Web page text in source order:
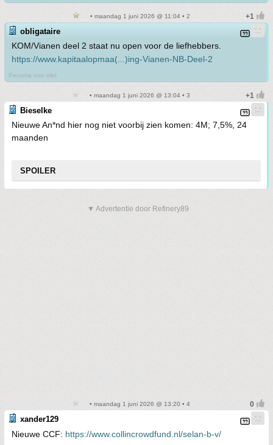
• maandag 1 juni 2026 @ 11:04 • 2
obligataire
KOM/Vianen deel 2 staat nu open voor de liefhebbers.
https://www.kapitaalopmaa(...)ing-Vianen-NB-Deel-2
Pecunia non olet
• maandag 1 juni 2026 @ 13:04 • 3
Bieselke
Nieuwe An*nd hier nog niet voorbij zien komen: 4M; 7,5%, 24
maanden
SPOILER
▼ Advertentie door Refinery89
• maandag 1 juni 2026 @ 13:20 • 4
xander129
Nieuwe CCF: https://www.collincrowdfund.nl/selan-b-v/